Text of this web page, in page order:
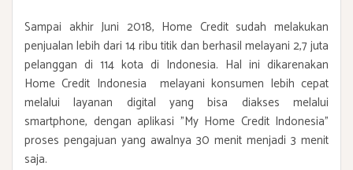
Sampai akhir Juni 2018, Home Credit sudah melakukan
penjualan lebih dari 14 ribu titik dan berhasil melayani 2,7 juta
pelanggan di 114 kota di Indonesia. Hal ini dikarenakan
Home Credit Indonesia melayani konsumen lebih cepat
melalui layanan digital yang bisa diakses melalui
smartphone, dengan aplikasi "My Home Credit Indonesia"
proses pengajuan yang awalnya 30 menit menjadi 3 menit
saja.